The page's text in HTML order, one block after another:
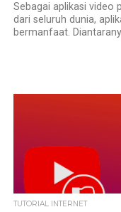
Sebagai aplikasi video
dari seluruh dunia,
bermanfaat.
TUTORIAL INTERNET